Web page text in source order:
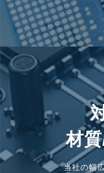
材
当社の幅